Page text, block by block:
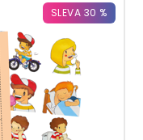
SLEVA 30 %